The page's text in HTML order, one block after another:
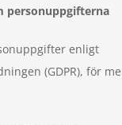
personuppgifterna
enligt
(GDPR), för